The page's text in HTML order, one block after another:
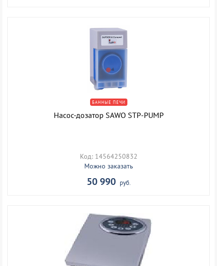
БАННЫЕ ПЕЧИ
Насос-дозатор SAWO STP-PUMP
Код: 14564250832
Можно заказать
50 990 руб.